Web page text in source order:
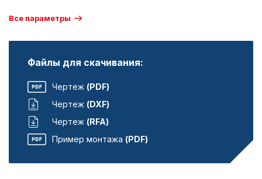
Все параметры
Файлы для скачивания:
Чертеж (PDF)
Чертеж (DXF)
Чертеж (RFA)
Пример монтажа (PDF)